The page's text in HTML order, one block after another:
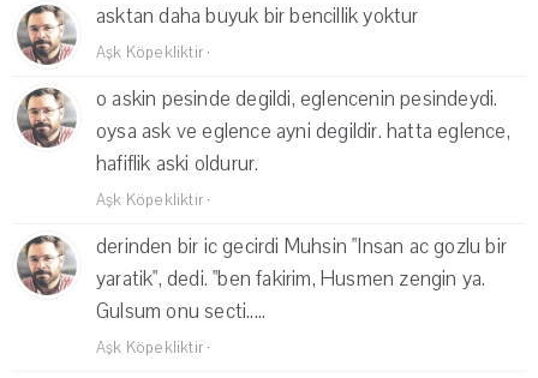
asktan daha buyuk bir bencillik yoktur
Aşk Köpekliktir ·
o askin pesinde degildi, eglencenin pesindeydi.
oysa ask ve eglence ayni degildir. hatta eglence,
hafiflik aski oldurur.
Aşk Köpekliktir ·
derinden bir ic gecirdi Muhsin "Insan ac gozlu bir
yaratik", dedi. "ben fakirim, Husmen zengin ya.
Gulsum onu secti.....
Aşk Köpekliktir ·